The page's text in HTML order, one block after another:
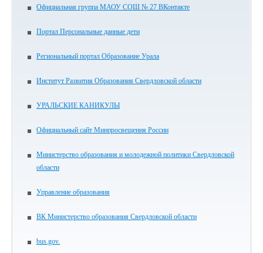
Официальная группа МАОУ СОШ № 27 ВКонтакте
Портал Персональные данные дети
Региональный портал Образование Урала
Институт Развития Образования Свердловской области
УРАЛЬСКИЕ КАНИКУЛЫ
Официальный сайт Минпросвещения России
Министерство образования и молодежной политики Свердловской
области
Управление образования
ВК Министерство образования Свердловской области
bus.gov.